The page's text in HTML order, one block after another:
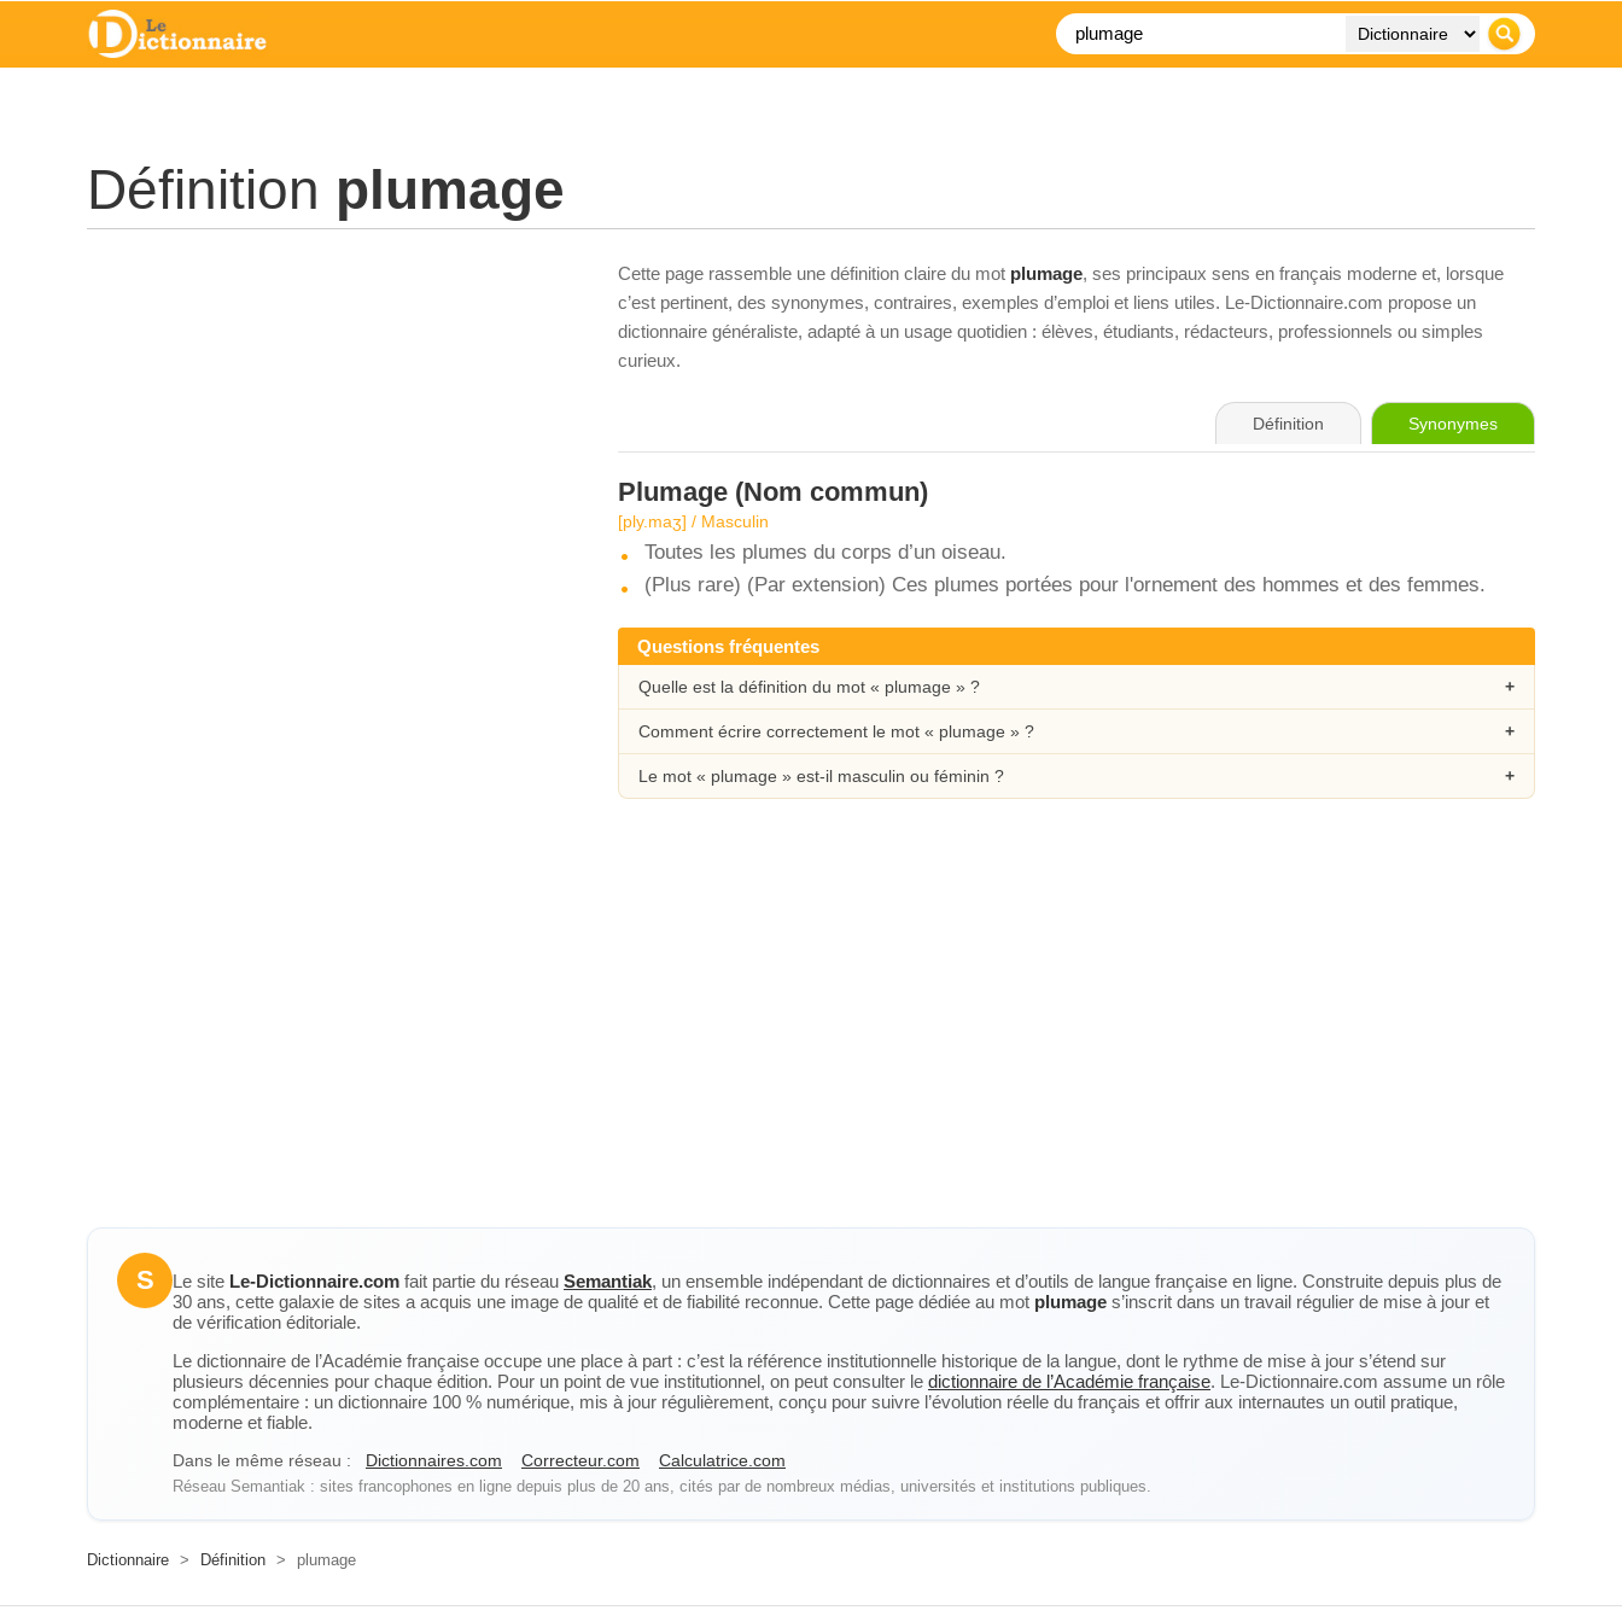
Définition plumage
Cette page rassemble une définition claire du mot plumage, ses principaux sens en français moderne et, lorsque
c’est pertinent, des synonymes, contraires, exemples d’emploi et liens utiles. Le-Dictionnaire.com propose un
dictionnaire généraliste, adapté à un usage quotidien : élèves, étudiants, rédacteurs, professionnels ou simples
curieux.
Définition Synonymes
Plumage (Nom commun)
[ply.maʒ] / Masculin
Toutes les plumes du corps d’un oiseau.
(Plus rare) (Par extension) Ces plumes portées pour l'ornement des hommes et des femmes.
Questions fréquentes
Quelle est la définition du mot « plumage » ?
Comment écrire correctement le mot « plumage » ?
Le mot « plumage » est-il masculin ou féminin ?
S Le site Le-Dictionnaire.com fait partie du réseau Semantiak, un ensemble indépendant de dictionnaires et d’outils de langue française en ligne. Construite depuis plus de
30 ans, cette galaxie de sites a acquis une image de qualité et de fiabilité reconnue. Cette page dédiée au mot plumage s’inscrit dans un travail régulier de mise à jour et
de vérification éditoriale.
Le dictionnaire de l’Académie française occupe une place à part : c’est la référence institutionnelle historique de la langue, dont le rythme de mise à jour s’étend sur
plusieurs décennies pour chaque édition. Pour un point de vue institutionnel, on peut consulter le dictionnaire de l’Académie française. Le-Dictionnaire.com assume un rôle
complémentaire : un dictionnaire 100 % numérique, mis à jour régulièrement, conçu pour suivre l’évolution réelle du français et offrir aux internautes un outil pratique,
moderne et fiable.
Dans le même réseau : Dictionnaires.com Correcteur.com Calculatrice.com
Réseau Semantiak : sites francophones en ligne depuis plus de 20 ans, cités par de nombreux médias, universités et institutions publiques.
Dictionnaire > Définition > plumage